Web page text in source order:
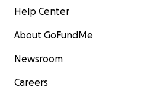
Help Center
About GoFundMe
Newsroom
Careers